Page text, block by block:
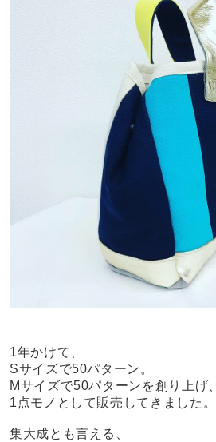
1年かけて、
Sサイズで50パターン。
Mサイズで50パターンを創り上げ、
1点モノとして販売してきました。
集大成とも言える、